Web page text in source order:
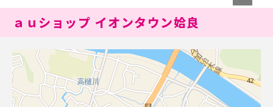
UQ WiMAX ご契約の方
My UQ mobile
UQ mobile
データチャージサイト
オンラインショップ
UQ WiMAX
販売店舗
UQ WiMAX
ａｕショップ イオンタウン姶良